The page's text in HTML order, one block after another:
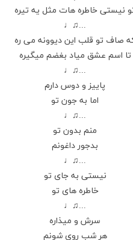
نیستی خاطره هات مثل یه تیره
...♫♩
صاف تو قلب این دیوونه می ره
تا اسم عشق میاد بغضم میگیره
...♫♩
پاییز و دوس دارم
اما به جون تو
...♫♩
منم بدون تو
بدجور داغونم
...♫♩
نیستی به جای تو
خاطره های تو
...♫♩
سرش و میذاره
هر شب روی شونم